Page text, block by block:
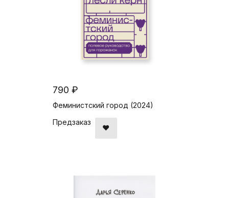
790 ₽
Феминистский город (2024)
Предзаказ